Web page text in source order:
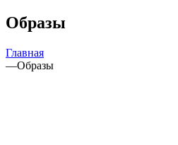
Образы
Главная
—Образы